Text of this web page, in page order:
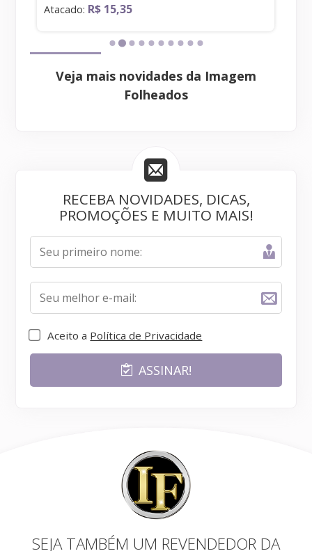
Atacado: R$ 15,35
Veja mais novidades da Imagem
Folheados
RECEBA NOVIDADES, DICAS,
PROMOÇÕES E MUITO MAIS!
Aceito a Política de Privacidade
ASSINAR!
SEJA TAMBÉM UM REVENDEDOR DA